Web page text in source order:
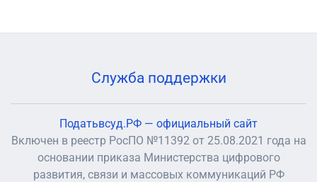
Служба поддержки
Податьвсуд.РФ — официальный сайт
Включен в реестр РосПО №11392 от 25.08.2021 года на
основании приказа Министерства цифрового
развития, связи и массовых коммуникаций РФ